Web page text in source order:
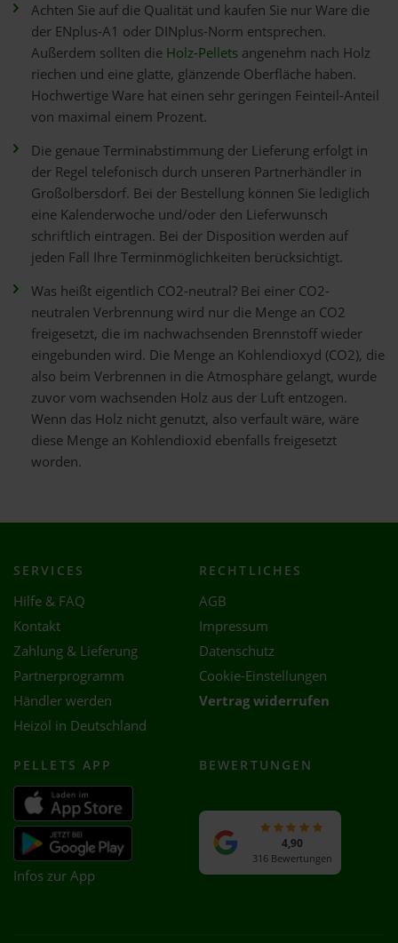
Achten Sie auf die Qualität und kaufen Sie nur Ware die
der ENplus-A1 oder DINplus-Norm entsprechen.
Außerdem sollten die Holz-Pellets angenehm nach Holz
riechen und eine glatte, glänzende Oberfläche haben.
Hochwertige Ware hat einen sehr geringen Feinteil-Anteil
von maximal einem Prozent.
Die genaue Terminabstimmung der Lieferung erfolgt in
der Regel telefonisch durch unseren Partnerhändler in
Großolbersdorf. Bei der Bestellung können Sie lediglich
eine Kalenderwoche und/oder den Lieferwunsch
schriftlich eintragen. Bei der Disposition werden auf
jeden Fall Ihre Terminmöglichkeiten berücksichtigt.
Was heißt eigentlich CO2-neutral? Bei einer CO2-
neutralen Verbrennung wird nur die Menge an CO2
freigesetzt, die im nachwachsenden Brennstoff wieder
eingebunden wird. Die Menge an Kohlendioxyd (CO2), die
also beim Verbrennen in die Atmosphäre gelangt, wurde
zuvor vom wachsenden Holz aus der Luft entzogen.
Wenn das Holz nicht genutzt, also verfault wäre, wäre
diese Menge an Kohlendioxid ebenfalls freigesetzt
worden.
SERVICES
Hilfe & FAQ
Kontakt
Zahlung & Lieferung
Partnerprogramm
Händler werden
Heizöl in Deutschland
RECHTLICHES
AGB
Impressum
Datenschutz
Cookie-Einstellungen
Vertrag widerrufen
PELLETS APP
Infos zur App
BEWERTUNGEN
4,90
316 Bewertungen